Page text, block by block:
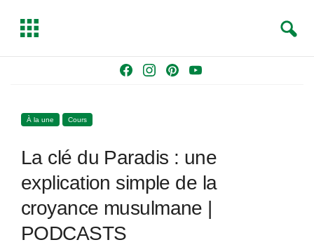
o
k
g
a
m
s
t
Y
b
T
g
e
a
À la une Cours
La clé du Paradis : une
explication simple de la
croyance musulmane |
PODCASTS